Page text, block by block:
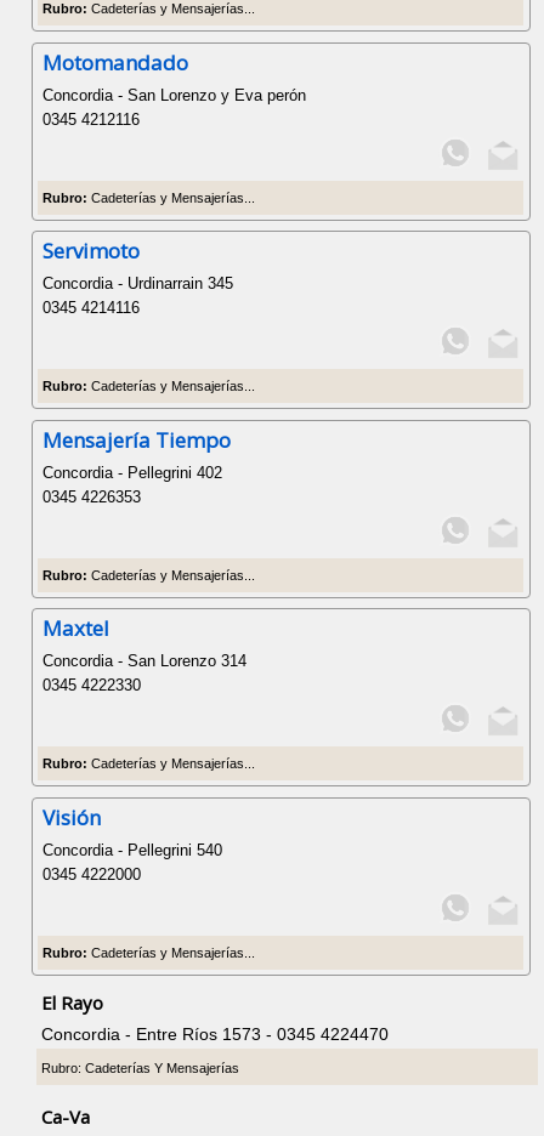
Rubro: Cadeterías y Mensajerías...
Motomandado
Concordia - San Lorenzo y Eva perón
0345 4212116
Rubro: Cadeterías y Mensajerías...
Servimoto
Concordia - Urdinarrain 345
0345 4214116
Rubro: Cadeterías y Mensajerías...
Mensajería Tiempo
Concordia - Pellegrini 402
0345 4226353
Rubro: Cadeterías y Mensajerías...
Maxtel
Concordia - San Lorenzo 314
0345 4222330
Rubro: Cadeterías y Mensajerías...
Visión
Concordia - Pellegrini 540
0345 4222000
Rubro: Cadeterías y Mensajerías...
El Rayo
Concordia - Entre Ríos 1573 - 0345 4224470
Rubro: Cadeterías Y Mensajerías
Ca-Va